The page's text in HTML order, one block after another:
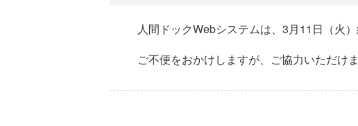
人間ドックWebシステムは、3月11日（火
ご不便をおかけしますが、ご協力いただけ